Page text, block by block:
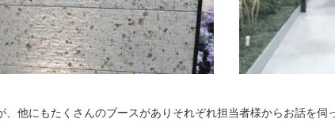
、他にもたくさんのブースがありそれぞれ担当者様からお話を伺